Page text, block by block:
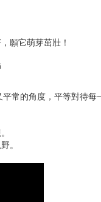
願它萌芽茁壯！
常的角度，平等對待每
。